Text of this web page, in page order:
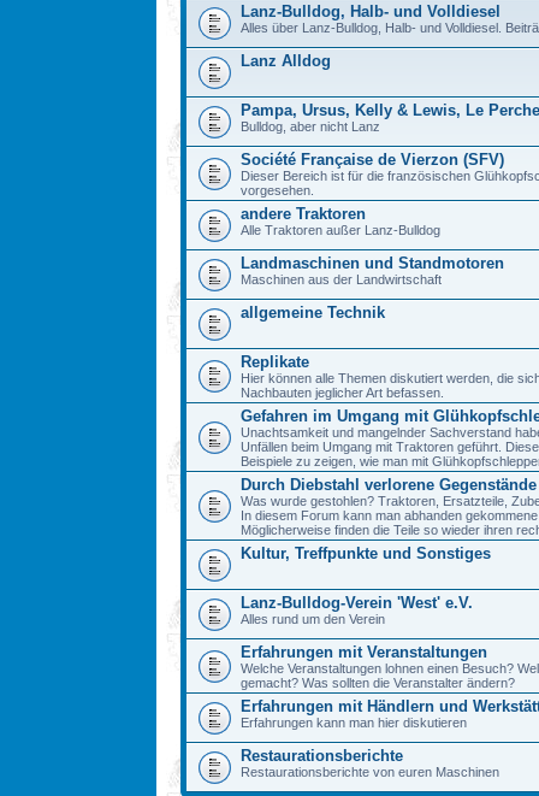
Lanz-Bulldog, Halb- und Volldiesel
Alles über Lanz-Bulldog, Halb- und Volldiesel.
Lanz Alldog
Pampa, Ursus, Kelly & Lewis, Le
Bulldog, aber nicht Lanz
Société Française de Vierzon (SFV)
Dieser Bereich ist für die französischen
vorgesehen.
andere Traktoren
Alle Traktoren außer Lanz-Bulldog
Landmaschinen und Standmotoren
Maschinen aus der Landwirtschaft
allgemeine Technik
Replikate
Hier können alle Themen diskutiert werden, die
Nachbauten jeglicher Art befassen.
Gefahren im Umgang mit
Unachtsamkeit und mangelnder Sachverstand
Unfällen beim Umgang mit Traktoren geführt.
Beispiele zu zeigen, wie man mit
Durch Diebstahl verlorene Gegenstände
Was wurde gestohlen? Traktoren, Ersatzteile,
In diesem Forum kann man abhanden
Möglicherweise finden die Teile so wieder ihren
Kultur, Treffpunkte und Sonstiges
Lanz-Bulldog-Verein 'West' e.V.
Alles rund um den Verein
Erfahrungen mit Veranstaltungen
Welche Veranstaltungen lohnen einen Besuch?
gemacht? Was sollten die Veranstalter ändern?
Erfahrungen mit Händlern und
Erfahrungen kann man hier diskutieren
Restaurationsberichte
Restaurationsberichte von euren Maschinen